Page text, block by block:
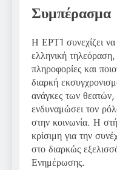
Συμπέρασμα
Η ΕΡΤ1 συνεχίζει να
ελληνική
πληροφορίες και
διαρκή
ανάγκες των θεατών,
ενδυναμώσει τον
στην κοινωνία. Η
κρίσιμη για την
στο διαρκώς
Ενημέρωσης.